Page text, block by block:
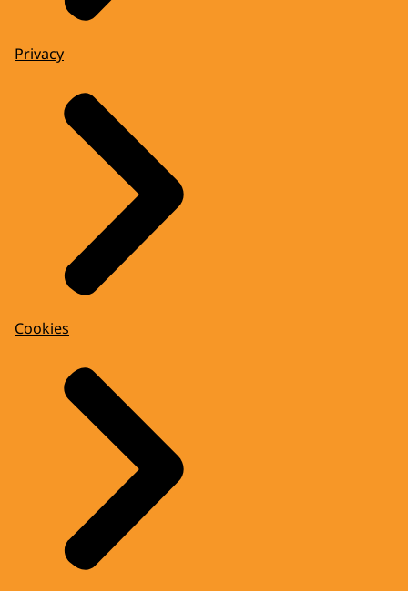
Privacy
Cookies